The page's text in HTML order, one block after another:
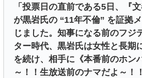
「投票日の直前である5日、『
が黒岩氏の “11年不倫” を証拠
じました。知事になる前のフジ
ター時代、黒岩氏は女性と長期
を続け、相手に《本番前のホン
～！！生放送前のナマだよ～！